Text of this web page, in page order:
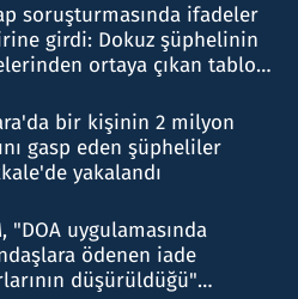
soruşturmasında ifadeler
girdi: Dokuz şüphelinin
ortaya çıkan tablo
bir kişinin 2 milyon
gasp eden şüpheliler
yakalandı
"DOA uygulamasında
ödenen iade
düşürüldüğü"